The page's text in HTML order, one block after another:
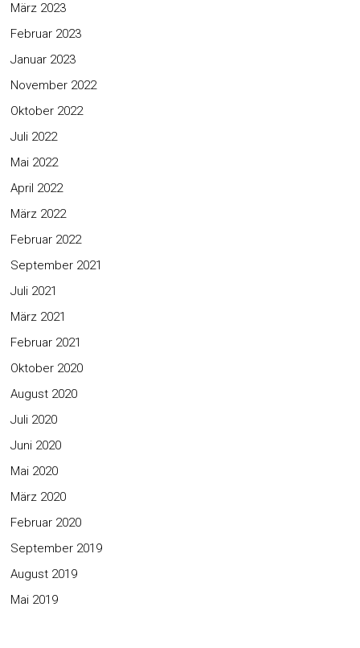
März 2023
Februar 2023
Januar 2023
November 2022
Oktober 2022
Juli 2022
Mai 2022
April 2022
März 2022
Februar 2022
September 2021
Juli 2021
März 2021
Februar 2021
Oktober 2020
August 2020
Juli 2020
Juni 2020
Mai 2020
März 2020
Februar 2020
September 2019
August 2019
Mai 2019